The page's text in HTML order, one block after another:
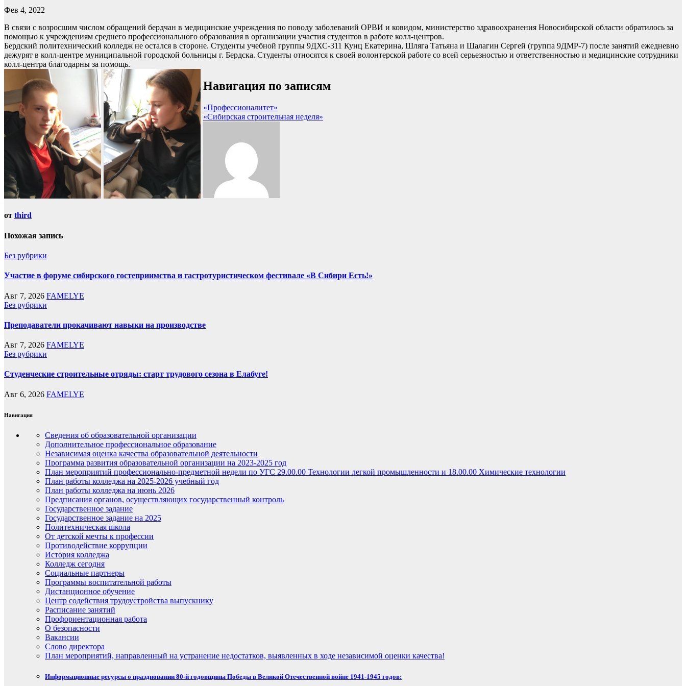
Фев 4, 2022
В связи с возросшим числом обращений бердчан в медицинские учреждения по поводу заболеваний ОРВИ и ковидом, министерство здравоохранения Новосибирской области обратилось за
помощью к учреждениям среднего профессионального образования в организации участия студентов в работе колл-центров.
Бердский политехнический колледж не остался в стороне. Студенты учебной группы 9ДХС-311 Кунц Екатерина, Шляга Татьяна и Шалагин Сергей (группа 9ДМР-7) после занятий ежедневно
дежурят в колл-центре муниципальной городской больницы г. Бердска. Студенты относятся к своей волонтерской работе со всей серьезностью и ответственностью и медицинские сотрудники
колл-центра благодарны за помощь.
Навигация по записям
«Профессионалитет»
«Сибирская строительная неделя»
от third
Похожая запись
Без рубрики
Участие в форуме сибирского гостеприимства и гастротуристическом фестивале «В Сибири Есть!»
Авг 7, 2026 FAMELYE
Без рубрики
Преподаватели прокачивают навыки на производстве
Авг 7, 2026 FAMELYE
Без рубрики
Студенческие строительные отряды: старт трудового сезона в Елабуге!
Авг 6, 2026 FAMELYE
Навигация
Сведения об образовательной организации
Дополнительное профессиональное образование
Независимая оценка качества образовательной деятельности
Программа развития образовательной организации на 2023-2025 год
План мероприятий профессионально-предметной недели по УГС 29.00.00 Технологии легкой промышленности и 18.00.00 Химические технологии
План работы колледжа на 2025-2026 учебный год
План работы колледжа на июнь 2026
Предписания органов, осуществляющих государственный контроль
Государственное задание
Государственное задание на 2025
Политехническая школа
От детской мечты к профессии
Противодействие коррупции
История колледжа
Колледж сегодня
Социальные партнеры
Программы воспитательной работы
Дистанционное обучение
Центр содействия трудоустройства выпускнику
Расписание занятий
Профориентационная работа
О безопасности
Вакансии
Слово директора
План мероприятий, направленный на устранение недостатков, выявленных в ходе независимой оценки качества!
Информационные ресурсы о праздновании 80-й годовщины Победы в Великой Отечественной войне 1941-1945 годов: